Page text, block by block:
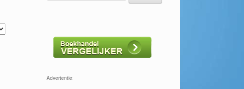
Advertentie: